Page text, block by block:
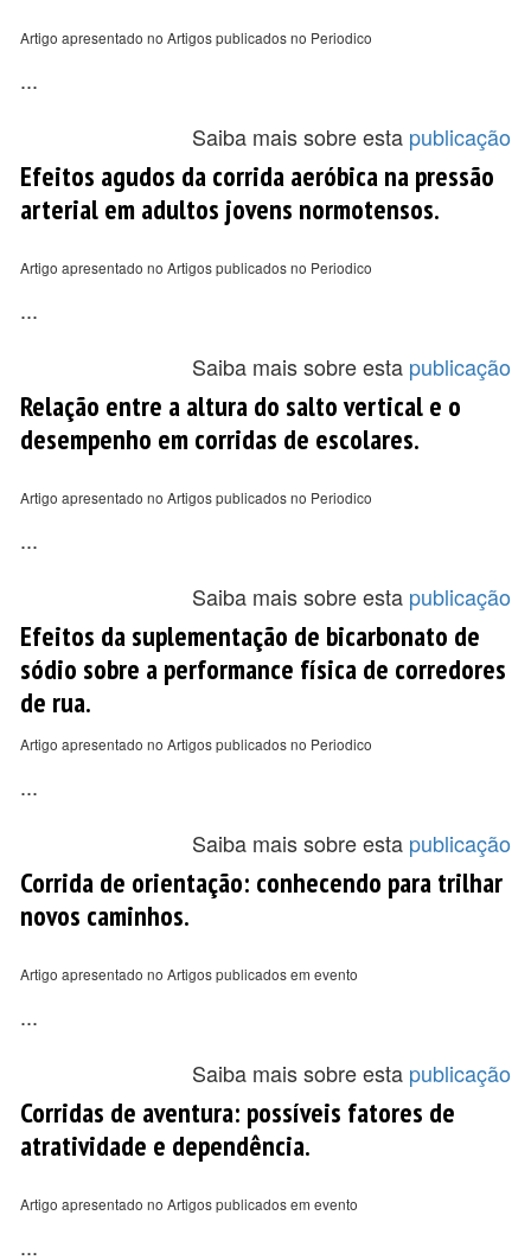
Artigo apresentado no Artigos publicados no Periodico
...
Saiba mais sobre esta publicação
Efeitos agudos da corrida aeróbica na pressão
arterial em adultos jovens normotensos.
Artigo apresentado no Artigos publicados no Periodico
...
Saiba mais sobre esta publicação
Relação entre a altura do salto vertical e o
desempenho em corridas de escolares.
Artigo apresentado no Artigos publicados no Periodico
...
Saiba mais sobre esta publicação
Efeitos da suplementação de bicarbonato de
sódio sobre a performance física de corredores
de rua.
Artigo apresentado no Artigos publicados no Periodico
...
Saiba mais sobre esta publicação
Corrida de orientação: conhecendo para trilhar
novos caminhos.
Artigo apresentado no Artigos publicados em evento
...
Saiba mais sobre esta publicação
Corridas de aventura: possíveis fatores de
atratividade e dependência.
Artigo apresentado no Artigos publicados em evento
...